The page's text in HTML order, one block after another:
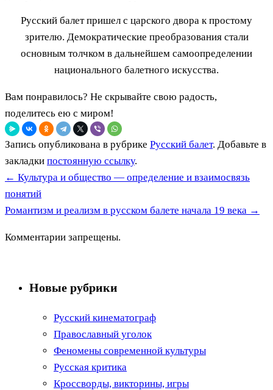
Русский балет пришел с царского двора к простому
зрителю. Демократические преобразования стали
основным толчком в дальнейшем самоопределении
национального балетного искусства.
Вам понравилось? Не скрывайте свою радость,
поделитесь ею с миром!
Запись опубликована в рубрике Русский балет. Добавьте в
закладки постоянную ссылку.
← Культура и общество — определение и взаимосвязь
понятий
Романтизм и реализм в русском балете начала 19 века →
Комментарии запрещены.
Новые рубрики
Русский кинематограф
Православный уголок
Феномены современной культуры
Русская критика
Кроссворды, викторины, игры